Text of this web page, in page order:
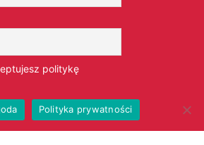
politykę
Polityka prywatności